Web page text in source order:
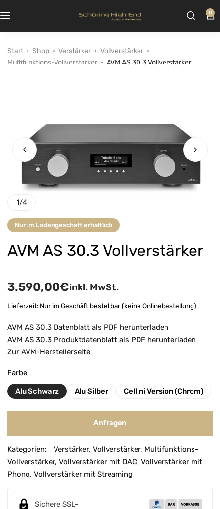
0
Start Shop Verstärker
Vollverstärker
Multifunktions-Vollverstärker
AVM AS 30.3 Vollverstärker
1/4
Nur im Ladengeschäft erhältlich
AVM AS 30.3 Vollverstärker
3.590,00€inkl. MwSt.
Lieferzeit: Nur im Geschäft bestellbar (keine Onlinebestellung)
AVM AS 30.3 Datenblatt als PDF herunterladen
AVM AS 30.3 Produktdatenblatt als PDF herunterladen
Zur AVM-Herstellerseite
Farbe
Alu Schwarz Alu Silber Cellini Version (Chrom)
Anfragen
l
t
e
Kategorien: Verstärker, Vollverstärker, Multifunktions-
Vollverstärker, Vollverstärker mit DAC, Vollverstärker mit
Phono, Vollverstärker mit Streaming
Sichere SSL-